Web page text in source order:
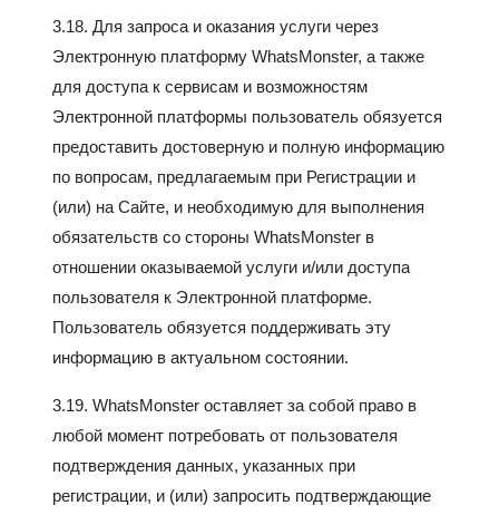
3.18. Для запроса и оказания услуги через
Электронную платформу WhatsMonster, а также
для доступа к сервисам и возможностям
Электронной платформы пользователь обязуется
предоставить достоверную и полную информацию
по вопросам, предлагаемым при Регистрации и
(или) на Сайте, и необходимую для выполнения
обязательств со стороны WhatsMonster в
отношении оказываемой услуги и/или доступа
пользователя к Электронной платформе.
Пользователь обязуется поддерживать эту
информацию в актуальном состоянии.
3.19. WhatsMonster оставляет за собой право в
любой момент потребовать от пользователя
подтверждения данных, указанных при
регистрации, и (или) запросить подтверждающие